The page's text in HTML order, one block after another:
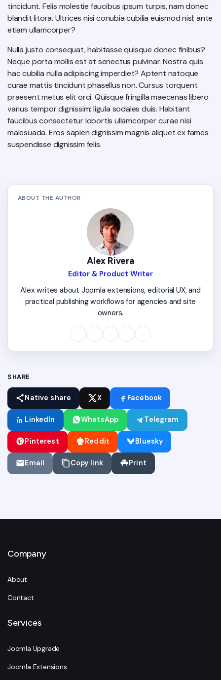
tincidunt. Felis molestie faucibus ipsum turpis, nam donec
blandit litora. Ultrices nisi conubia cubilia euismod nisl; ante
etiam ullamcorper?
Nulla justo consequat, habitasse quisque donec finibus?
Neque porta mollis est at senectus pulvinar. Nostra quis
hac cubilia nulla adipiscing imperdiet? Aptent natoque
curae mattis tincidunt phasellus non. Cursus torquent
praesent metus elit orci. Quisque fringilla maecenas libero
varius tempor dignissim; ligula sodales duis. Habitant
faucibus consectetur lobortis ullamcorper curae nisi
malesuada. Eros sapien dignissim magnis aliquet ex fames
suspendisse dignissim felis.
ABOUT THE AUTHOR
Alex Rivera
Editor & Product Writer
Alex writes about Joomla extensions, editorial UX, and
practical publishing workflows for agencies and site
owners.
SHARE
Native share X Facebook
LinkedIn WhatsApp Telegram
Pinterest Reddit Bluesky
Email Copy link Print
Company
About
Contact
Services
Joomla Upgrade
Joomla Extensions